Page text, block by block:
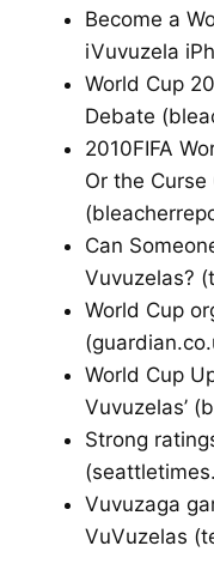
Become a
iVuvuzela
World Cup
Debate
2010FIFA
Or the Curse
Can
Vuvuzelas?
World Cup
World Cup
Vuvuzelas’
Strong
Vuvuzaga
VuVuzelas